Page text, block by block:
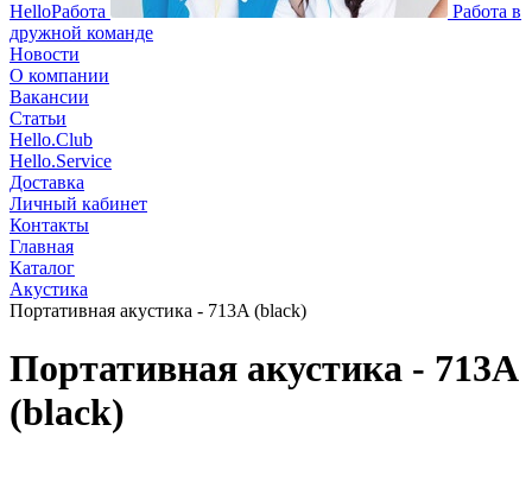
HelloРабота
Работа в
дружной команде
Новости
О компании
Вакансии
Статьи
Hello.Club
Hello.Service
Доставка
Личный кабинет
Контакты
Главная
Каталог
Акустика
Портативная акустика - 713A (black)
Портативная акустика - 713A
(black)